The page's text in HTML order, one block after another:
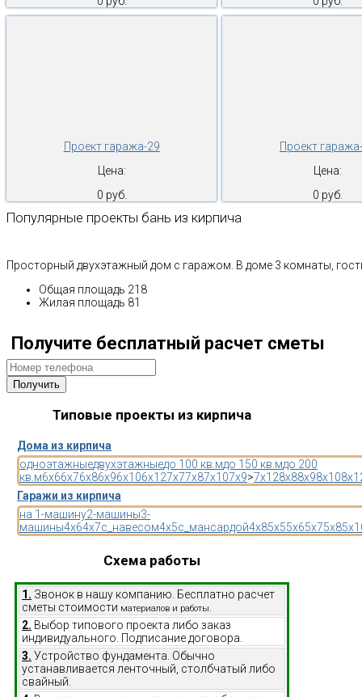
Проект гаража-29
Цена:
0 руб.
Проект
Цена:
0 руб.
Популярные проекты бань из кирпича
Просторный двухэтажный дом с гаражом. В доме 3 комнаты,
Общая площадь 218
Жилая площадь 81
Получите бесплатный расчет сметы
Типовые проекты из кирпича
Дома из кирпича
одноэтажныедвухэтажныедо 100 кв.мдо 150 кв.мдо 200
кв.м6x66x76x86x96x106x127x77x87x107x9>7x128x88x98x10
Гаражи из кирпича
на 1-машину2-машины3-
машины4x64x7с_навесом4x5с_мансардой4x85x55x65x75x8
Схема работы
1. Звонок в нашу компанию. Бесплатно расчет
сметы стоимости материалов и работы.
2. Выбор типового проекта либо заказ
индивидуального. Подписание договора.
3. Устройство фундамента. Обычно
устанавливается ленточный, столбчатый либо
свайный.